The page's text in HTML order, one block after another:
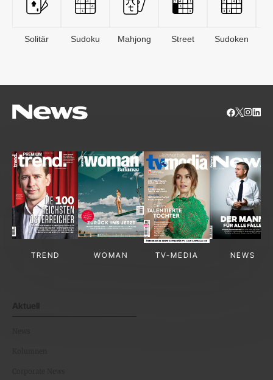
Solitär Sudoku Mahjong Street Sudoken
TREND WOMAN TV-MEDIA NEWS